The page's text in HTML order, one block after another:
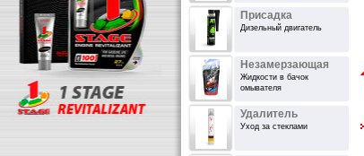
Присадка
Дизельный двигатель
Незамерзающая
Жидкости в бачок
омывателя
Удалитель
Уход за стеклами